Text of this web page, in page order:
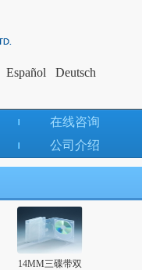
Español
Deutsch
在线咨询
公司介绍
14MM三碟带双